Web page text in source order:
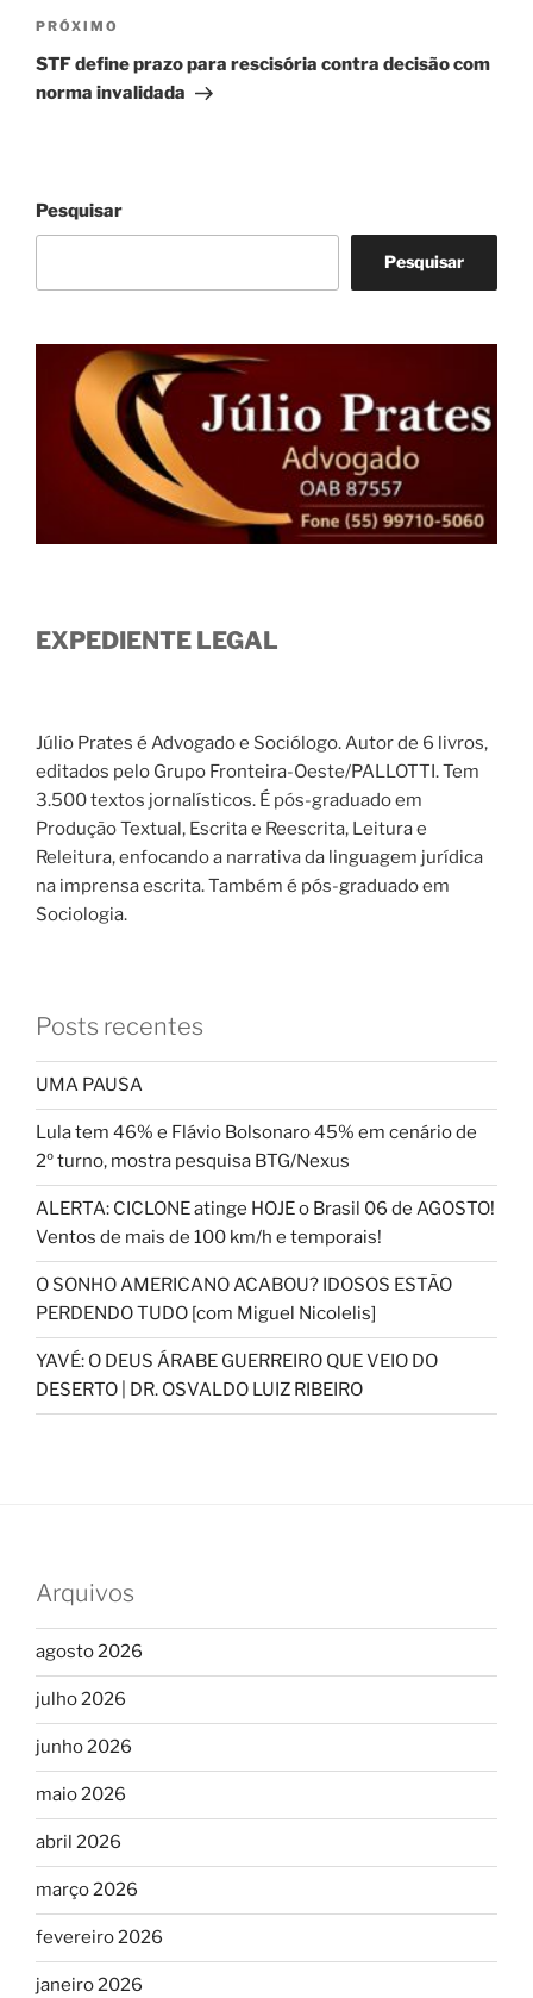
Próximo
post
PRÓXIMO
STF define prazo para rescisória contra decisão com
norma invalidada
Pesquisar
Pesquisar
EXPEDIENTE LEGAL
Júlio Prates é Advogado e Sociólogo. Autor de 6 livros,
editados pelo Grupo Fronteira-Oeste/PALLOTTI. Tem
3.500 textos jornalísticos. É pós-graduado em
Produção Textual, Escrita e Reescrita, Leitura e
Releitura, enfocando a narrativa da linguagem jurídica
na imprensa escrita. Também é pós-graduado em
Sociologia.
Posts recentes
UMA PAUSA
Lula tem 46% e Flávio Bolsonaro 45% em cenário de
2º turno, mostra pesquisa BTG/Nexus
ALERTA: CICLONE atinge HOJE o Brasil 06 de AGOSTO!
Ventos de mais de 100 km/h e temporais!
O SONHO AMERICANO ACABOU? IDOSOS ESTÃO
PERDENDO TUDO [com Miguel Nicolelis]
YAVÉ: O DEUS ÁRABE GUERREIRO QUE VEIO DO
DESERTO | DR. OSVALDO LUIZ RIBEIRO
Arquivos
agosto 2026
julho 2026
junho 2026
maio 2026
abril 2026
março 2026
fevereiro 2026
janeiro 2026